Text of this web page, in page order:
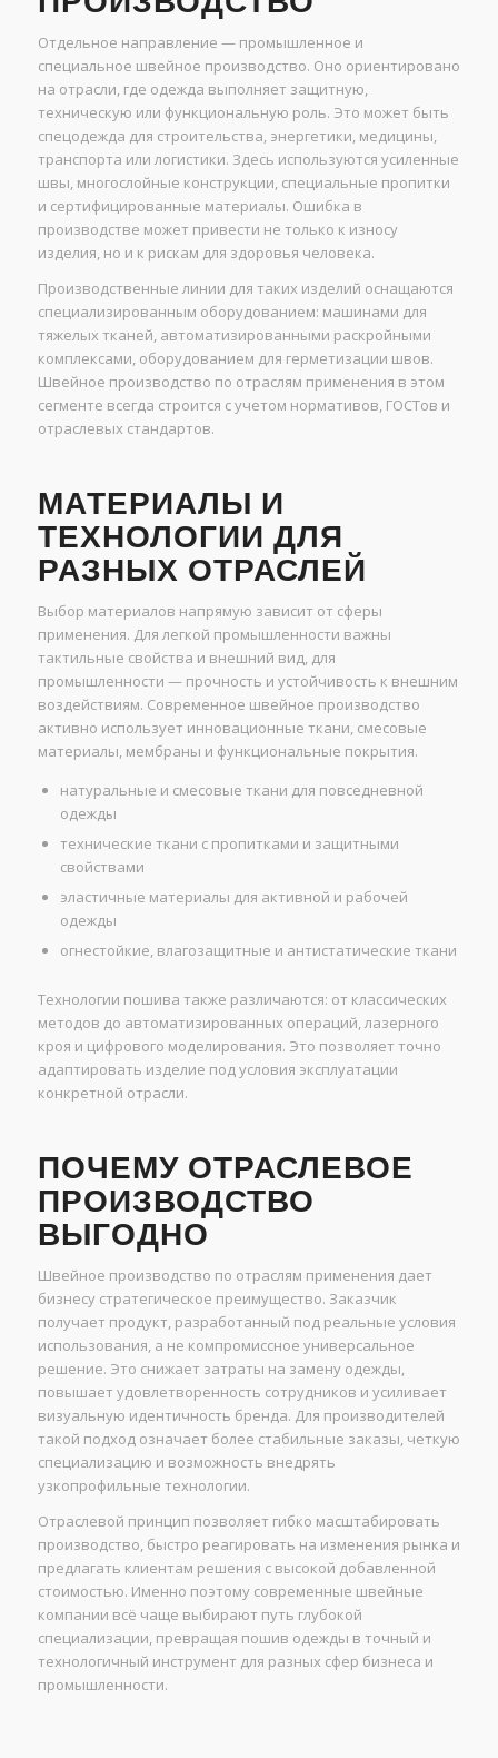
Отдельное направление — промышленное и
специальное швейное производство. Оно ориентировано
на отрасли, где одежда выполняет защитную,
техническую или функциональную роль. Это может быть
спецодежда для строительства, энергетики, медицины,
транспорта или логистики. Здесь используются усиленные
швы, многослойные конструкции, специальные пропитки
и сертифицированные материалы. Ошибка в
производстве может привести не только к износу
изделия, но и к рискам для здоровья человека.
Производственные линии для таких изделий оснащаются
специализированным оборудованием: машинами для
тяжелых тканей, автоматизированными раскройными
комплексами, оборудованием для герметизации швов.
Швейное производство по отраслям применения в этом
сегменте всегда строится с учетом нормативов, ГОСТов и
отраслевых стандартов.
МАТЕРИАЛЫ И
ТЕХНОЛОГИИ ДЛЯ
РАЗНЫХ ОТРАСЛЕЙ
Выбор материалов напрямую зависит от сферы
применения. Для легкой промышленности важны
тактильные свойства и внешний вид, для
промышленности — прочность и устойчивость к внешним
воздействиям. Современное швейное производство
активно использует инновационные ткани, смесовые
материалы, мембраны и функциональные покрытия.
натуральные и смесовые ткани для повседневной
одежды
технические ткани с пропитками и защитными
свойствами
эластичные материалы для активной и рабочей
одежды
огнестойкие, влагозащитные и антистатические ткани
Технологии пошива также различаются: от классических
методов до автоматизированных операций, лазерного
кроя и цифрового моделирования. Это позволяет точно
адаптировать изделие под условия эксплуатации
конкретной отрасли.
ПОЧЕМУ ОТРАСЛЕВОЕ
ПРОИЗВОДСТВО
ВЫГОДНО
Швейное производство по отраслям применения дает
бизнесу стратегическое преимущество. Заказчик
получает продукт, разработанный под реальные условия
использования, а не компромиссное универсальное
решение. Это снижает затраты на замену одежды,
повышает удовлетворенность сотрудников и усиливает
визуальную идентичность бренда. Для производителей
такой подход означает более стабильные заказы, четкую
специализацию и возможность внедрять
узкопрофильные технологии.
Отраслевой принцип позволяет гибко масштабировать
производство, быстро реагировать на изменения рынка и
предлагать клиентам решения с высокой добавленной
стоимостью. Именно поэтому современные швейные
компании всё чаще выбирают путь глубокой
специализации, превращая пошив одежды в точный и
технологичный инструмент для разных сфер бизнеса и
промышленности.